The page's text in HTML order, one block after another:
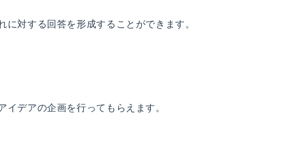
対する回答を形成することができます。
デアの企画を行ってもらえます。